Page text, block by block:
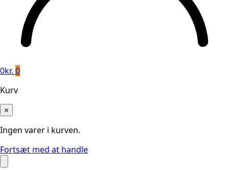
0kr. 0
Kurv
×
Ingen varer i kurven.
Fortsæt med at handle